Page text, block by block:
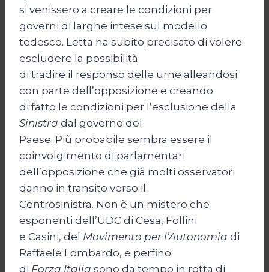
si venissero a creare le condizioni per
governi di larghe intese sul modello
tedesco. Letta ha subito precisato di volere
escludere la possibilità
di tradire il responso delle urne alleandosi
con parte dell’opposizione e creando
di fatto le condizioni per l’esclusione della
Sinistra dal governo del
Paese. Più probabile sembra essere il
coinvolgimento di parlamentari
dell’opposizione che già molti osservatori
danno in transito verso il
Centrosinistra. Non è un mistero che
esponenti dell’UDC di Cesa, Follini
e Casini, del Movimento per l’Autonomia di
Raffaele Lombardo, e perfino
di Forza Italia sono da tempo in rotta di